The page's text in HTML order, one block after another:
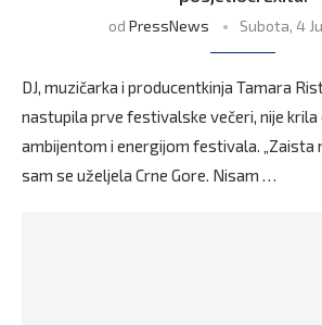
od PressNews Subota, 4
DJ, muzičarka i producentkinja Tamara
nastupila prve festivalske večeri, nije krila
ambijentom i energijom festivala. „Zaista
sam se uželjela Crne Gore. Nisam …